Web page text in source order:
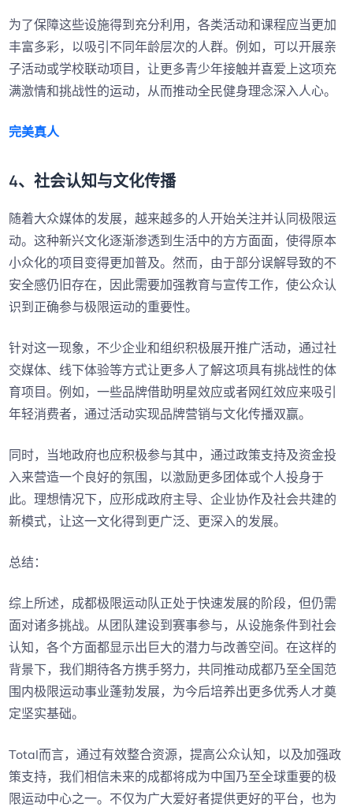
为了保障这些设施得到充分利用，各类活动和课程应当更加
丰富多彩，以吸引不同年龄层次的人群。例如，可以开展亲
子活动或学校联动项目，让更多青少年接触并喜爱上这项充
满激情和挑战性的运动，从而推动全民健身理念深入人心。
完美真人
4、社会认知与文化传播
随着大众媒体的发展，越来越多的人开始关注并认同极限运
动。这种新兴文化逐渐渗透到生活中的方方面面，使得原本
小众化的项目变得更加普及。然而，由于部分误解导致的不
安全感仍旧存在，因此需要加强教育与宣传工作，使公众认
识到正确参与极限运动的重要性。
针对这一现象，不少企业和组织积极展开推广活动，通过社
交媒体、线下体验等方式让更多人了解这项具有挑战性的体
育项目。例如，一些品牌借助明星效应或者网红效应来吸引
年轻消费者，通过活动实现品牌营销与文化传播双赢。
同时，当地政府也应积极参与其中，通过政策支持及资金投
入来营造一个良好的氛围，以激励更多团体或个人投身于
此。理想情况下，应形成政府主导、企业协作及社会共建的
新模式，让这一文化得到更广泛、更深入的发展。
总结：
综上所述，成都极限运动队正处于快速发展的阶段，但仍需
面对诸多挑战。从团队建设到赛事参与，从设施条件到社会
认知，各个方面都显示出巨大的潜力与改善空间。在这样的
背景下，我们期待各方携手努力，共同推动成都乃至全国范
围内极限运动事业蓬勃发展，为今后培养出更多优秀人才奠
定坚实基础。
Total而言，通过有效整合资源，提高公众认知，以及加强政
策支持，我们相信未来的成都将成为中国乃至全球重要的极
限运动中心之一。不仅为广大爱好者提供更好的平台，也为